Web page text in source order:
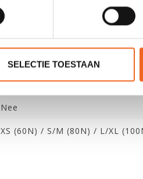
SELECTIE TOESTAAN
Dupratex 600D + Oxford 210D
3 banden per zijkant +
Nee, vooringang met gespen
Nee
Nee
XS (60N) / S/M (80N) / L/XL